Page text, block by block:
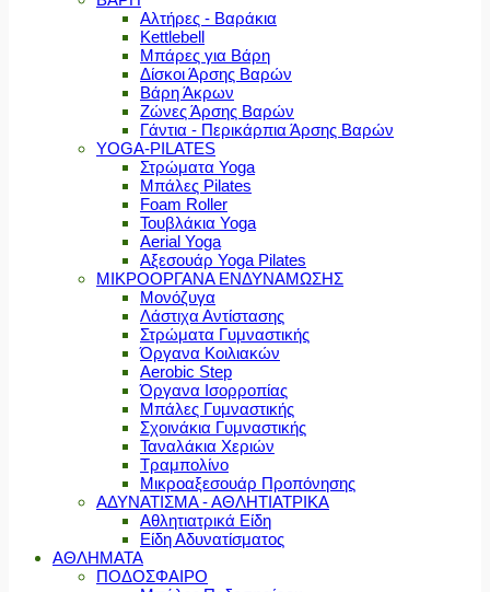
Αλτήρες - Βαράκια
Kettlebell
Μπάρες για Βάρη
Δίσκοι Άρσης Βαρών
Βάρη Άκρων
Ζώνες Άρσης Βαρών
Γάντια - Περικάρπια Άρσης Βαρών
YOGA-PILATES
Στρώματα Yoga
Μπάλες Pilates
Foam Roller
Τουβλάκια Yoga
Aerial Yoga
Αξεσουάρ Yoga Pilates
ΜΙΚΡΟΟΡΓΑΝΑ ΕΝΔΥΝΑΜΩΣΗΣ
Μονόζυγα
Λάστιχα Αντίστασης
Στρώματα Γυμναστικής
Όργανα Κοιλιακών
Aerobic Step
Όργανα Ισορροπίας
Μπάλες Γυμναστικής
Σχοινάκια Γυμναστικής
Ταναλάκια Χεριών
Τραμπολίνο
Μικροαξεσουάρ Προπόνησης
ΑΔΥΝΑΤΙΣΜΑ - ΑΘΛΗΤΙΑΤΡΙΚΑ
Αθλητιατρικά Είδη
Είδη Αδυνατίσματος
ΑΘΛΗΜΑΤΑ
ΠΟΔΟΣΦΑΙΡΟ